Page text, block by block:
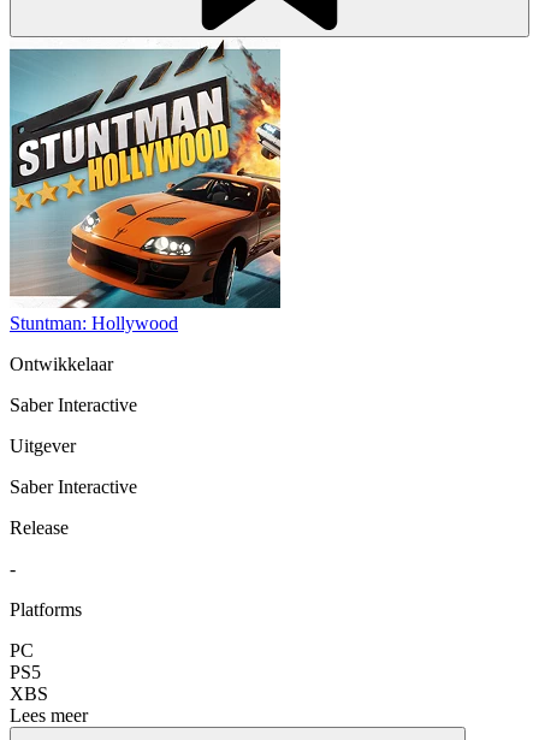
Stuntman: Hollywood
Ontwikkelaar
Saber Interactive
Uitgever
Saber Interactive
Release
-
Platforms
PC
PS5
XBS
Lees meer